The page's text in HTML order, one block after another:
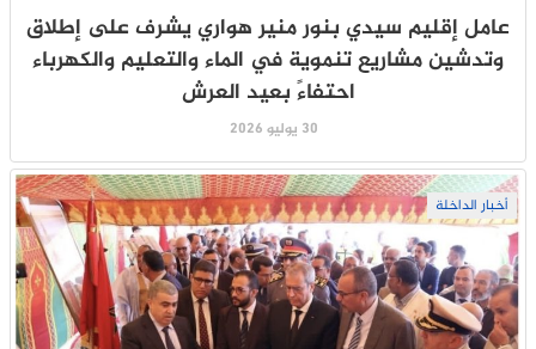
عامل إقليم سيدي بنور منير هواري يشرف على إطلاق
وتدشين مشاريع تنموية في الماء والتعليم والكهرباء
احتفاءً بعيد العرش
30 يوليو 2026
أخبار الداخلة